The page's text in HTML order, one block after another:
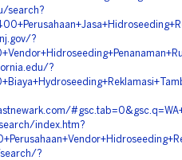
search?
?
?
index.htm?
?